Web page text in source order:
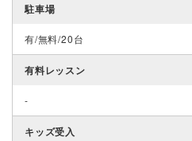
駐車場
有/無料/20台
有料レッスン
-
キッズ受入